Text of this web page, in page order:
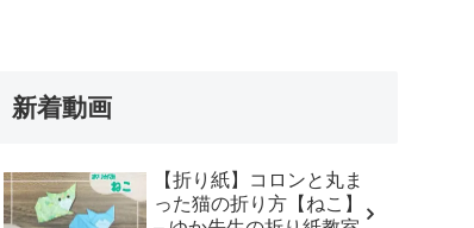
新着動画
【折り紙】コロンと丸ま
った猫の折り方【ねこ】